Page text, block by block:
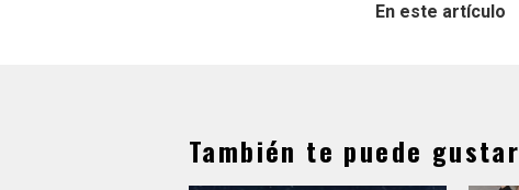
En este artículo
También te puede gustar